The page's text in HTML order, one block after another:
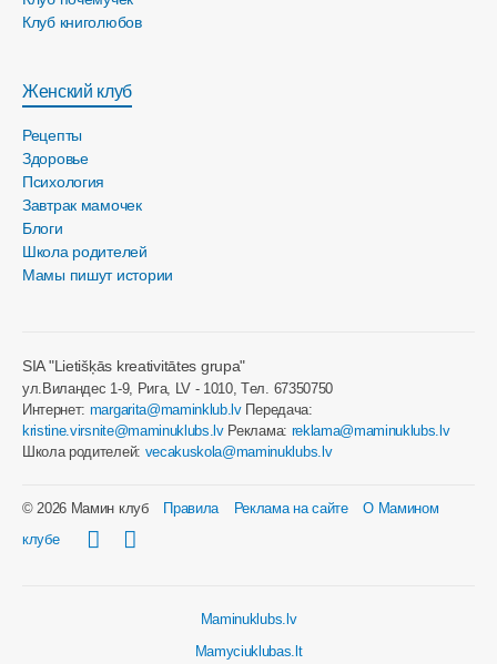
Клуб книголюбов
Женский клуб
Рецепты
Здоровье
Психология
Завтрак мамочек
Блоги
Школа родителей
Мамы пишут истории
SIA "Lietišķās kreativitātes grupa"
ул.Виландес 1-9, Рига, LV - 1010, Tел. 67350750
Интернет: margarita@maminklub.lvПередача:
kristine.virsnite@maminuklubs.lvРеклама: reklama@maminuklubs.lv
Школа родителей: vecakuskola@maminuklubs.lv
© 2026 Мамин клуб Правила Реклама на сайте
О Мамином
клубе
Maminuklubs.lv
Mamyciuklubas.lt